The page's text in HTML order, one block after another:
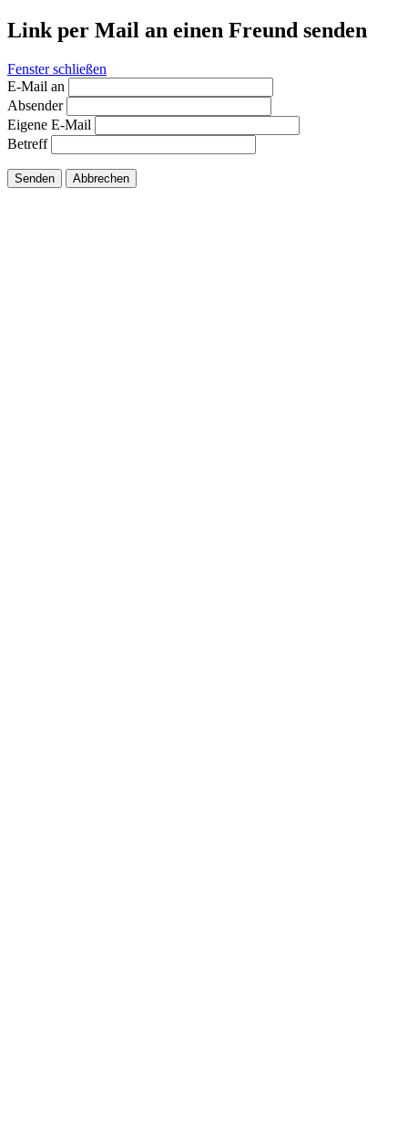
Link per Mail an einen Freund senden
Fenster schließen
E-Mail an
Absender
Eigene E-Mail
Betreff
Senden Abbrechen